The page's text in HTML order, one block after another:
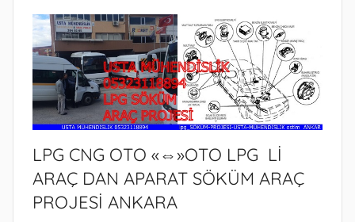
ö
n
d
e
r
i
m
i
ş
LPG CNG OTO «⇔»OTO LPG Lİ
ARAÇ DAN APARAT SÖKÜM ARAÇ
PROJESİ ANKARA